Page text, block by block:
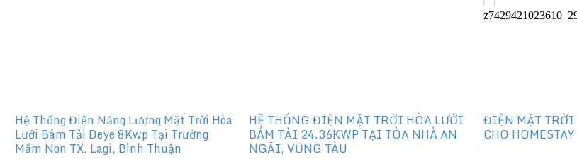
Hệ Thống Điện Năng Lượng Mặt Trời Hòa
Lưới Bám Tải Deye 8Kwp Tại Trường
Mầm Non TX. Lagi, Bình Thuận
HỆ THỐNG ĐIỆN MẶT TRỜI HÒA LƯỚI
BÁM TẢI 24.36KWP TẠI TÒA NHÀ AN
NGÃI, VŨNG TÀU
ĐIỆN MẶT TRỜI
CHO